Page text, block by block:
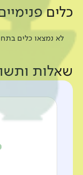
כלים
לא נמצאו כלים
שאלות